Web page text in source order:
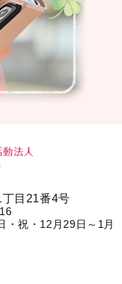
目21番4号
祝・12月29日～1月